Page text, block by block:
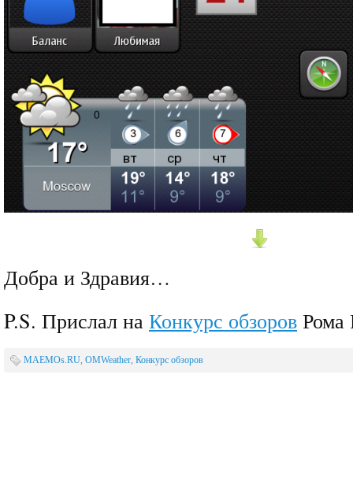
Добра и Здравия…
P.S. Прислал на Конкурс обзоров Рома
MAEMOs.RU, OMWeather, Конкурс обзоров